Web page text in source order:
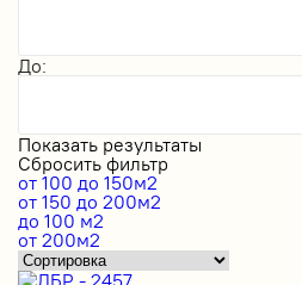
До:
Показать результаты
Сбросить фильтр
от 100 до 150м2
от 150 до 200м2
до 100 м2
от 200м2